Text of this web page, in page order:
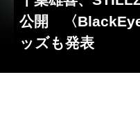
公開 〈
ッズも発表